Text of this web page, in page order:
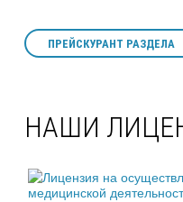
ПРЕЙСКУРАНТ РАЗДЕЛА
НАШИ